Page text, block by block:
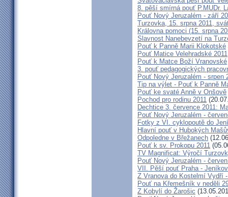
8. pěší smírná pouť P.MUDr.
Pouť Nový Jeruzalém - září
Turzovka, 15. srpna 2011,
Královna pomoci (15. srpna
Slavnost Nanebevzetí na
Pouť k Panně Marii Klokotské
Pouť Matice Velehradské 2011
Pouť k Matce Boží Vranovské
3. pouť pedagogických
Pouť Nový Jeruzalém - srpen
Tip na výlet - Pouť k Panně
Pouť ke svaté Anně v Onšově
Pochod pro rodinu 2011
Dechtice 3. července 2011:
Pouť Nový Jeruzalém -
Fotky z VI. cyklopoutě do
Hlavní pouť v Hubokých
Odpoledne v Břežanech
Pouť k sv. Prokopu 2011
TV Magnificat: Výročí
Pouť Nový Jeruzalém -
VII. Pěší pouť Praha -
Z Vranova do Kostelmí Vydří
Pouť na Křemešník v neděli
Z Kobylí do Žarošic